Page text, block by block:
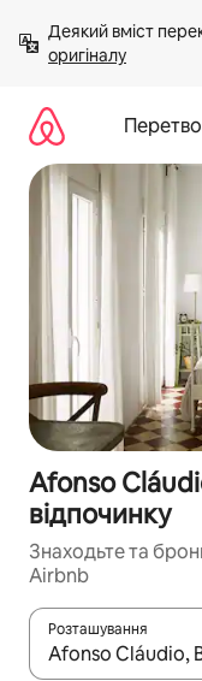
вмісту
Деякий вміст
оригіналу
Afonso
відпочинку
Знаходьте та
Airbnb
Розташування
Отримавши